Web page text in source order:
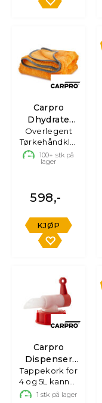
Carpro
Dhydrate
Bold
Overlegent
Tørkehåndkle,
70x90cm
1000GSM
100+ stk på
lager
598,-
KJØP
Carpro
Dispenser
Cap
Tappekork for
4 og 5L kanner
fra Carpro
1 stk på lager